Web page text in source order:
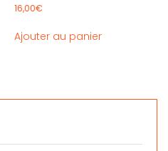
16,00€
Ajouter au panier